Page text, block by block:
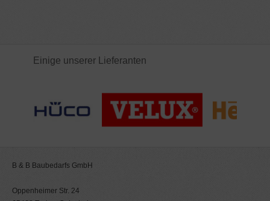
Einige unserer Lieferanten
B & B Baubedarfs GmbH
Oppenheimer Str. 24